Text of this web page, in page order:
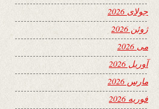
جولای 2026
ژوئن 2026
می 2026
آوریل 2026
مارس 2026
فوریه 2026